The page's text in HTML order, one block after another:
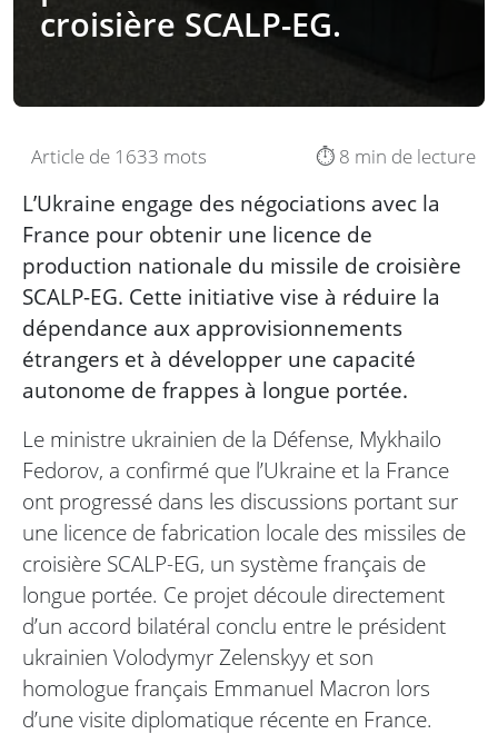
croisière SCALP-EG.
Article de 1633 mots ⏱️ 8 min de lecture
L’Ukraine engage des négociations avec la
France pour obtenir une licence de
production nationale du missile de croisière
SCALP-EG. Cette initiative vise à réduire la
dépendance aux approvisionnements
étrangers et à développer une capacité
autonome de frappes à longue portée.
Le ministre ukrainien de la Défense, Mykhailo
Fedorov, a confirmé que l’Ukraine et la France
ont progressé dans les discussions portant sur
une licence de fabrication locale des missiles de
croisière SCALP-EG, un système français de
longue portée. Ce projet découle directement
d’un accord bilatéral conclu entre le président
ukrainien Volodymyr Zelenskyy et son
homologue français Emmanuel Macron lors
d’une visite diplomatique récente en France.